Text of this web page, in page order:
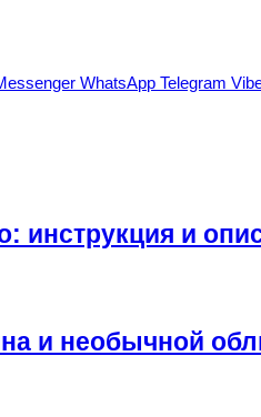
WhatsApp Telegram
инструкция и
и необычной